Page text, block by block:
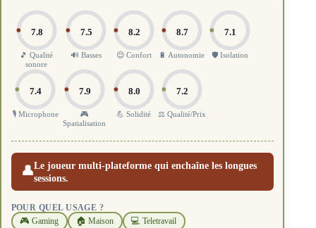
7.8
🎵 Qualité
sonore
7.5
🔊 Basses
8.2
😌 Confort
8.7
🔋 Autonomie
7.1
🛡️ Isolation
7.4
🎙️ Microphone
7.9
🎮
Spatialisation
8.0
💪 Solidité
7.2
⚖️ Qualité/Prix
👤Le joueur multi-plateforme qui enchaîne les longues
sessions.
POUR QUEL USAGE ?
🎮 Gaming 🏠 Maison 💻 Teletravail